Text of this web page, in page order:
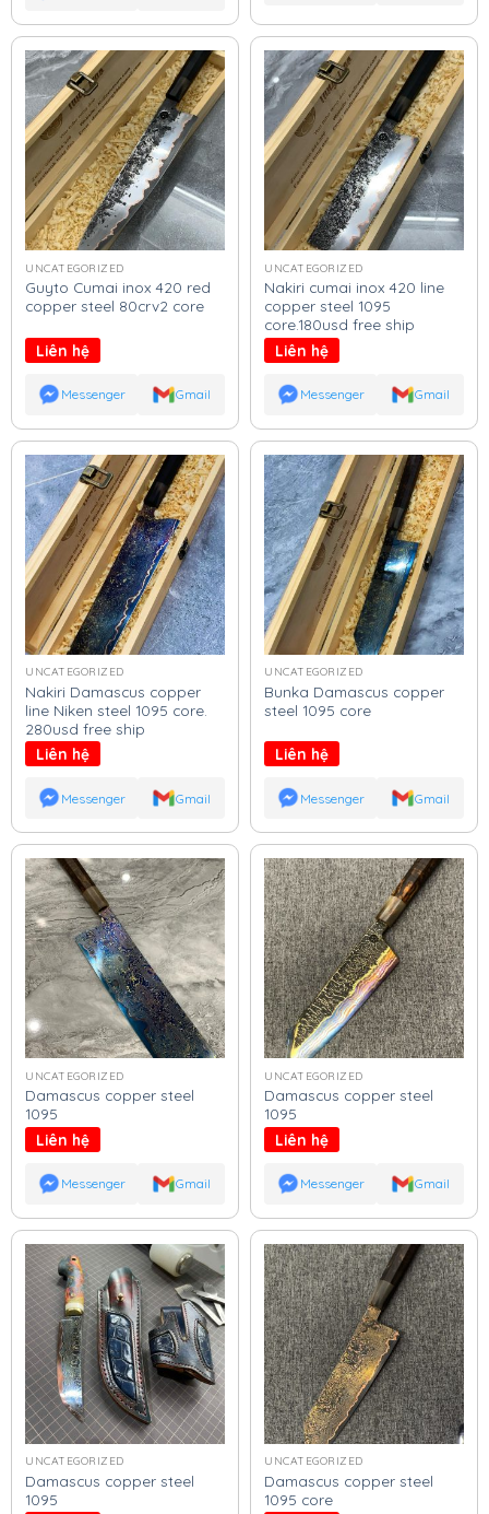
UNCATEGORIZED
Guyto Cumai inox 420 red
copper steel 80crv2 core
Liên hệ
Messenger Gmail
UNCATEGORIZED
Nakiri cumai inox 420 line
copper steel 1095
core.180usd free ship
Liên hệ
Messenger Gmail
UNCATEGORIZED
Nakiri Damascus copper
line Niken steel 1095 core.
280usd free ship
Liên hệ
Messenger Gmail
UNCATEGORIZED
Bunka Damascus copper
steel 1095 core
Liên hệ
Messenger Gmail
UNCATEGORIZED
Damascus copper steel
1095
Liên hệ
Messenger Gmail
UNCATEGORIZED
Damascus copper steel
1095
Liên hệ
Messenger Gmail
UNCATEGORIZED
Damascus copper steel
1095
UNCATEGORIZED
Damascus copper steel
1095 core